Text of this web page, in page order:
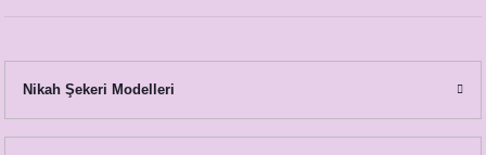
Nikah Şekeri Modelleri